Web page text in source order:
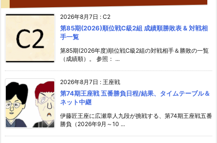
2026年8月7日 : C2
第85期(2026)順位戦C級2組 成績順勝敗表 & 対戦相
手一覧
第85期(2026年度)順位戦C級2組の対戦相手＆勝敗の一覧
（成績順）。 参照： ...
2026年8月7日 : 王座戦
第74期王座戦 五番勝負日程/結果、タイムテーブル＆
ネット中継
伊藤匠王座に広瀬章人九段が挑戦する、第74期王座戦五番
勝負（2026年9月～10 ...